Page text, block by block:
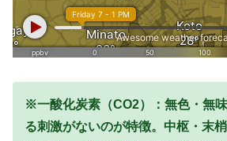
※一酸化炭素（CO2）：無色・無
る刺激がないのが特徴。中枢・末